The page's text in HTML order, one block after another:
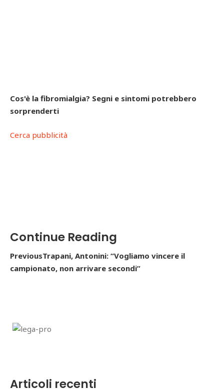
Cos'è la fibromialgia? Segni e sintomi potrebbero
sorprenderti
Cerca pubblicità
Continue Reading
PreviousTrapani, Antonini: “Vogliamo vincere il
campionato, non arrivare secondi”
Articoli recenti